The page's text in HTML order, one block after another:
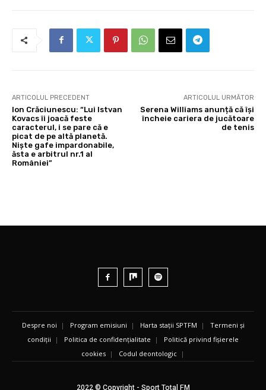
ARTICOLUL PRECEDENT
Ion Crăciunescu: “Lui Istvan
Kovacs îi joacă feste
caracterul, i se pare că e
picat de pe altă planetă.
Niște gafe impardonabile,
ăsta e arbitrul nr.1 al
României”
ARTICOLUL URMĂTOR
Serena Williams anunță că își
încheie cariera de jucătoare
de tenis
Despre noi | Program emisiuni | Harta stații SPTFM | Termeni și
condiții | Politica de confidențialitate | Politică privind fișierele
cookies | Codul deontologic |
2022 © Copyright - Sport Total FM